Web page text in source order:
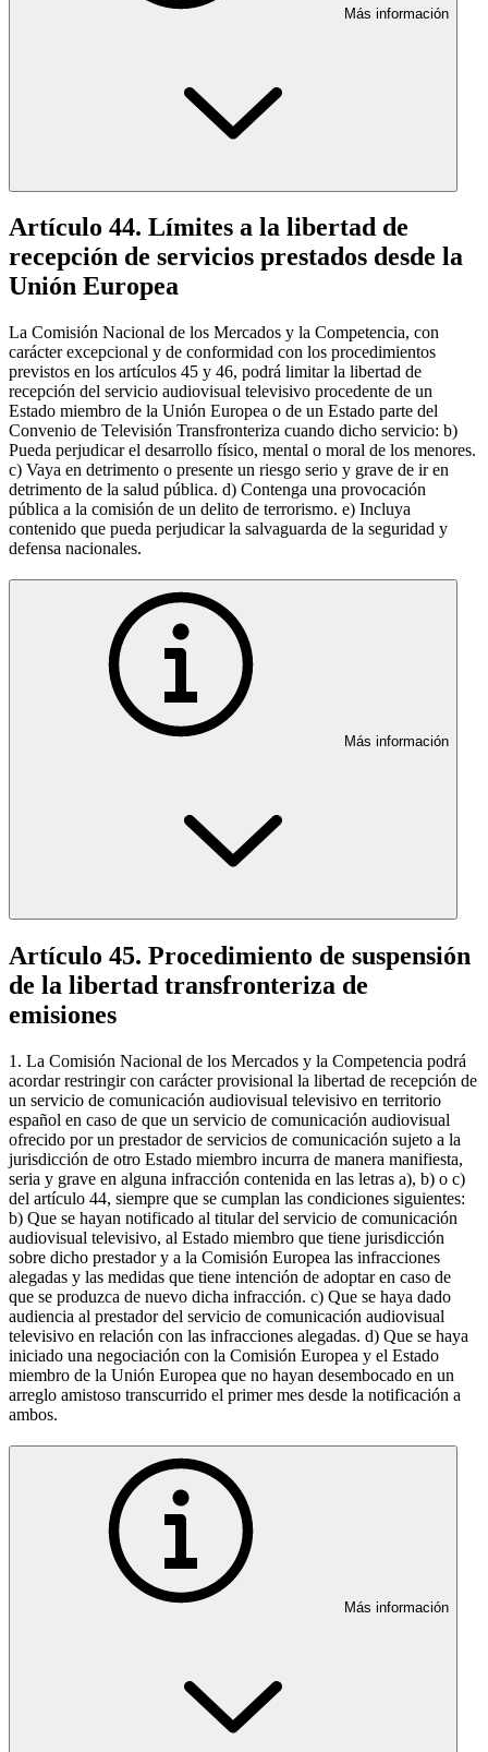
Más información
Artículo 44. Límites a la libertad de
recepción de servicios prestados desde la
Unión Europea
La Comisión Nacional de los Mercados y la Competencia, con
carácter excepcional y de conformidad con los procedimientos
previstos en los artículos 45 y 46, podrá limitar la libertad de
recepción del servicio audiovisual televisivo procedente de un
Estado miembro de la Unión Europea o de un Estado parte del
Convenio de Televisión Transfronteriza cuando dicho servicio: b)
Pueda perjudicar el desarrollo físico, mental o moral de los menores.
c) Vaya en detrimento o presente un riesgo serio y grave de ir en
detrimento de la salud pública. d) Contenga una provocación
pública a la comisión de un delito de terrorismo. e) Incluya
contenido que pueda perjudicar la salvaguarda de la seguridad y
defensa nacionales.
Más información
Artículo 45. Procedimiento de suspensión
de la libertad transfronteriza de
emisiones
1. La Comisión Nacional de los Mercados y la Competencia podrá
acordar restringir con carácter provisional la libertad de recepción de
un servicio de comunicación audiovisual televisivo en territorio
español en caso de que un servicio de comunicación audiovisual
ofrecido por un prestador de servicios de comunicación sujeto a la
jurisdicción de otro Estado miembro incurra de manera manifiesta,
seria y grave en alguna infracción contenida en las letras a), b) o c)
del artículo 44, siempre que se cumplan las condiciones siguientes:
b) Que se hayan notificado al titular del servicio de comunicación
audiovisual televisivo, al Estado miembro que tiene jurisdicción
sobre dicho prestador y a la Comisión Europea las infracciones
alegadas y las medidas que tiene intención de adoptar en caso de
que se produzca de nuevo dicha infracción. c) Que se haya dado
audiencia al prestador del servicio de comunicación audiovisual
televisivo en relación con las infracciones alegadas. d) Que se haya
iniciado una negociación con la Comisión Europea y el Estado
miembro de la Unión Europea que no hayan desembocado en un
arreglo amistoso transcurrido el primer mes desde la notificación a
ambos.
Más información